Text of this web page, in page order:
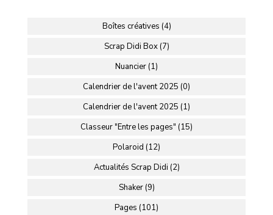
Boîtes créatives (4)
Scrap Didi Box (7)
Nuancier (1)
Calendrier de l'avent 2025 (0)
Calendrier de l'avent 2025 (1)
Classeur "Entre les pages" (15)
Polaroid (12)
Actualités Scrap Didi (2)
Shaker (9)
Pages (101)